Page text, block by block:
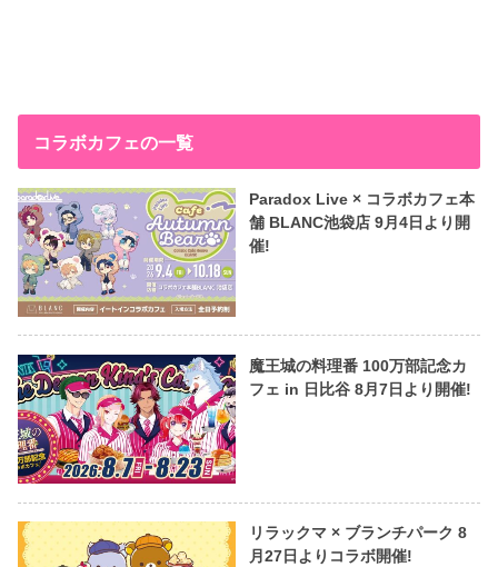
コラボカフェの一覧
Paradox Live × コラボカフェ本
舗 BLANC池袋店 9月4日より開
催!
魔王城の料理番 100万部記念カ
フェ in 日比谷 8月7日より開催!
リラックマ × ブランチパーク 8
月27日よりコラボ開催!